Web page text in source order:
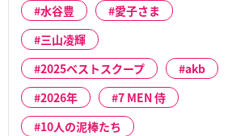
水谷豊
愛子さま
三山凌輝
2025ベストスクープ
akb
2026年
7 MEN 侍
10人の泥棒たち